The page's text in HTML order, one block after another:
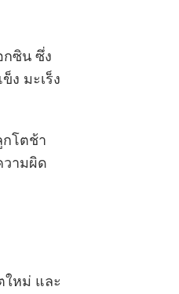
กซิน ซึ่ง
ง มะเร็ง
กโตช้า
ามผิด
ใหม่ และ